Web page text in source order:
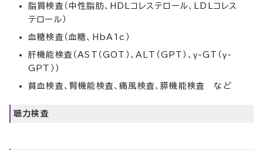
脂質検査（中性脂肪、HDLコレステロール、LDLコレス
テロール）
血糖検査（血糖、HbA1c）
肝機能検査（AST（GOT）、ALT（GPT）、γ-GT（γ-
GPT））
貧血検査、腎機能検査、痛風検査、膵機能検査 など
聴力検査